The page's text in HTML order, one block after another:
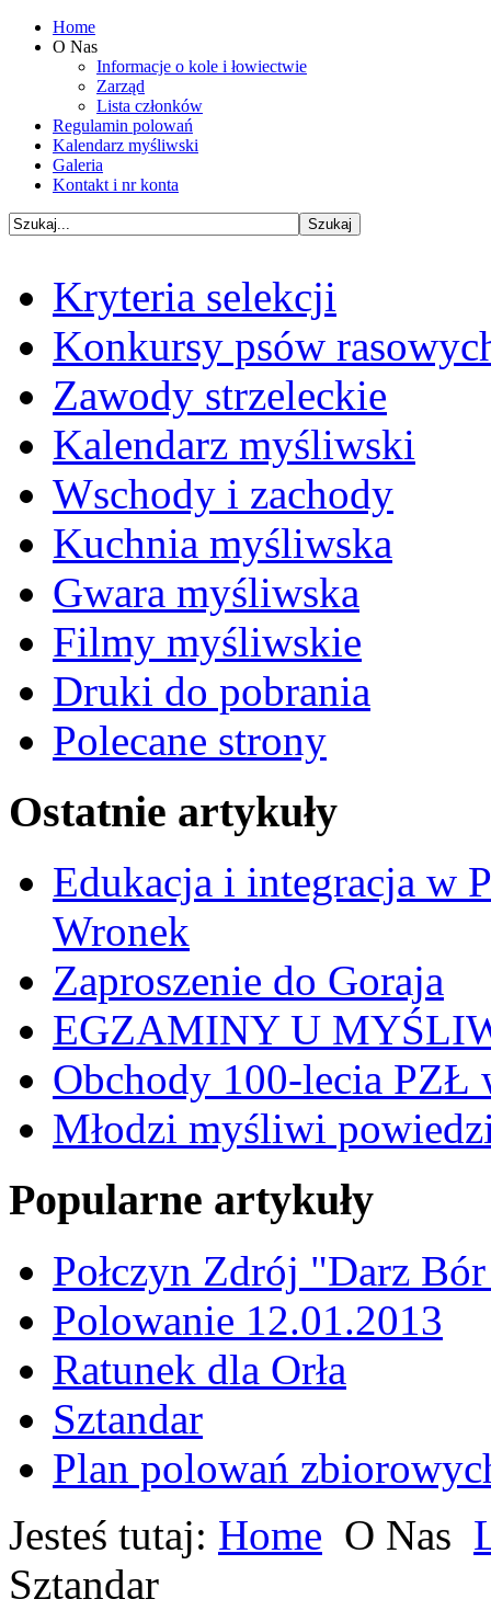
Home
O Nas
Informacje o kole i łowiectwie
Zarząd
Lista członków
Regulamin polowań
Kalendarz myśliwski
Galeria
Kontakt i nr konta
Kryteria selekcji
Konkursy psów
Zawody strzeleckie
Kalendarz myśliwski
Wschody i zachody
Kuchnia myśliwska
Gwara myśliwska
Filmy myśliwskie
Druki do pobrania
Polecane strony
Ostatnie artykuły
Edukacja i integracja w
Wronek
Zaproszenie do Goraja
EGZAMINY U
Obchody 100-lecia PZŁ
Młodzi myśliwi
Popularne artykuły
Połczyn Zdrój "Darz
Polowanie 12.01.2013
Ratunek dla Orła
Sztandar
Plan polowań
Jesteś tutaj: Home O Nas
Sztandar